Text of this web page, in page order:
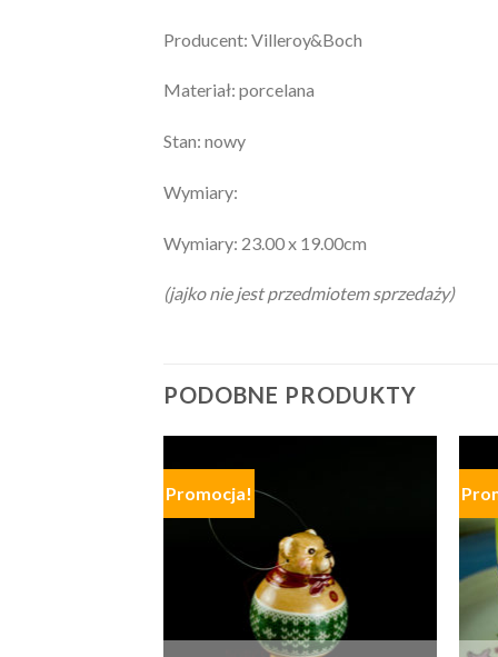
Producent: Villeroy&Boch
Materiał: porcelana
Stan: nowy
Wymiary:
Wymiary: 23.00 x 19.00cm
(jajko nie jest przedmiotem sprzedaży)
PODOBNE PRODUKTY
Promocja!